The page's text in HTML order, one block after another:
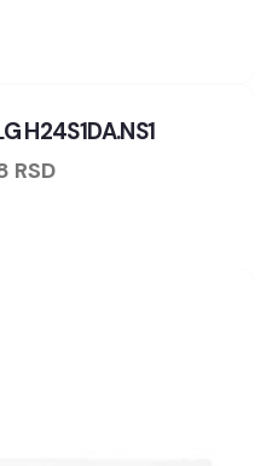
H24S1DA.NS1
RSD